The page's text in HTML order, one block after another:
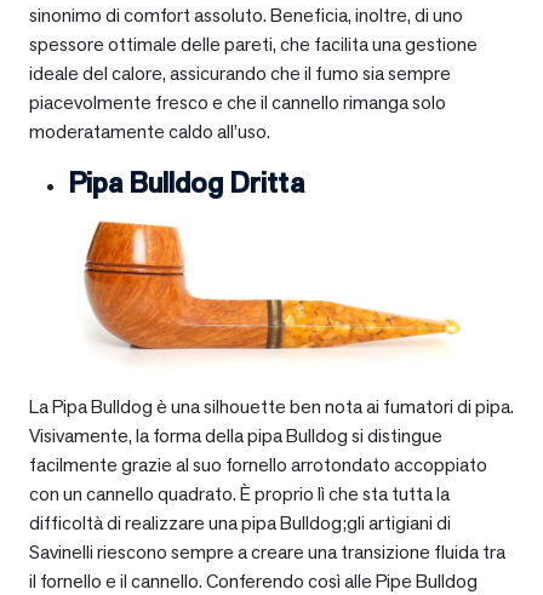
sinonimo di comfort assoluto. Beneficia, inoltre, di uno
spessore ottimale delle pareti, che facilita una gestione
ideale del calore, assicurando che il fumo sia sempre
piacevolmente fresco e che il cannello rimanga solo
moderatamente caldo all’uso.
Pipa Bulldog Dritta
La Pipa Bulldog è una silhouette ben nota ai fumatori di pipa.
Visivamente, la forma della pipa Bulldog si distingue
facilmente grazie al suo fornello arrotondato accoppiato
con un cannello quadrato. È proprio lì che sta tutta la
difficoltà di realizzare una pipa Bulldog;gli artigiani di
Savinelli riescono sempre a creare una transizione fluida tra
il fornello e il cannello. Conferendo così alle Pipe Bulldog